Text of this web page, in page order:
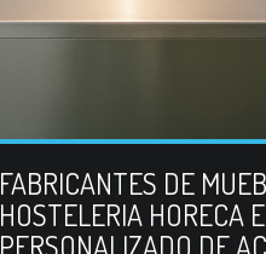
FABRICANTES DE
HOSTELERIA HORECA
PERSONALIZADO DE